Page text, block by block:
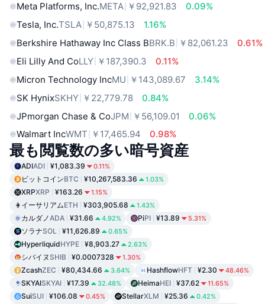
Meta Platforms, Inc.META ￥92,921.83
0.09%
Tesla, Inc.TSLA ￥50,875.13
1.16%
Berkshire Hathaway Inc Class BBRK.B ￥82,061.23
0.61%
Eli Lilly And CoLLY ￥187,390.3
0.11%
Micron Technology IncMU ￥143,089.67
3.14%
SK HynixSKHY ￥22,779.78
0.84%
JPmorgan Chase & CoJPM ￥56,109.01
0.06%
Walmart IncWMT ￥17,465.94 0.98%
最も閲覧数の多い暗号資産
ADIADI ¥1,083.39 0.11%
ビットコインBTC ¥10,267,583.36 1.03%
XRPXRP ¥163.26 1.15%
イーサリアムETH ¥303,905.68 1.43%
カルダノADA ¥31.66 4.92% PiPI ¥13.89 5.31%
ソラナSOL ¥11,626.89 0.65%
HyperliquidHYPE ¥8,903.27 2.63%
シバイヌ SHIB ¥0.0007328 1.30%
ZcashZEC ¥80,434.66 3.64% HashflowHFT ¥2.30 48.46%
SKYAISKYAI ¥17.39 32.48% HeimaHEI ¥37.62 11.65%
SuiSUI ¥106.08 0.45% StellarXLM ¥25.36 0.42%